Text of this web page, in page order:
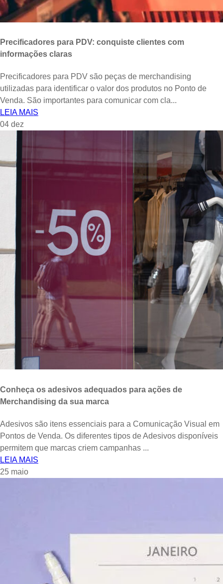
Precificadores para PDV: conquiste clientes com
informações claras
Precificadores para PDV são peças de merchandising
utilizadas para identificar o valor dos produtos no Ponto de
Venda. São importantes para comunicar com cla...
LEIA MAIS
04 dez
Conheça os adesivos adequados para ações de
Merchandising da sua marca
Adesivos são itens essenciais para a Comunicação Visual em
Pontos de Venda. Os diferentes tipos de Adesivos disponíveis
permitem que marcas criem campanhas ...
LEIA MAIS
25 maio